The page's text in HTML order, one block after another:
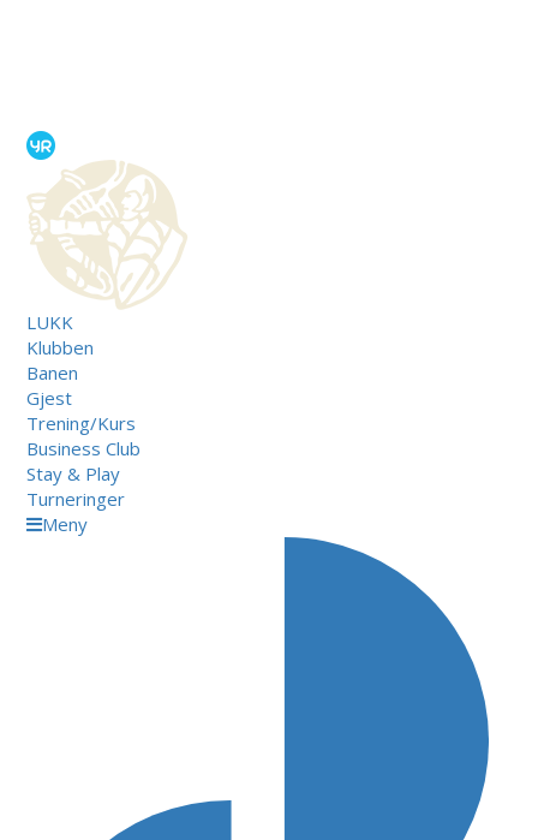
LUKK
Klubben
Banen
Gjest
Trening/Kurs
Business Club
Stay & Play
Turneringer
Meny